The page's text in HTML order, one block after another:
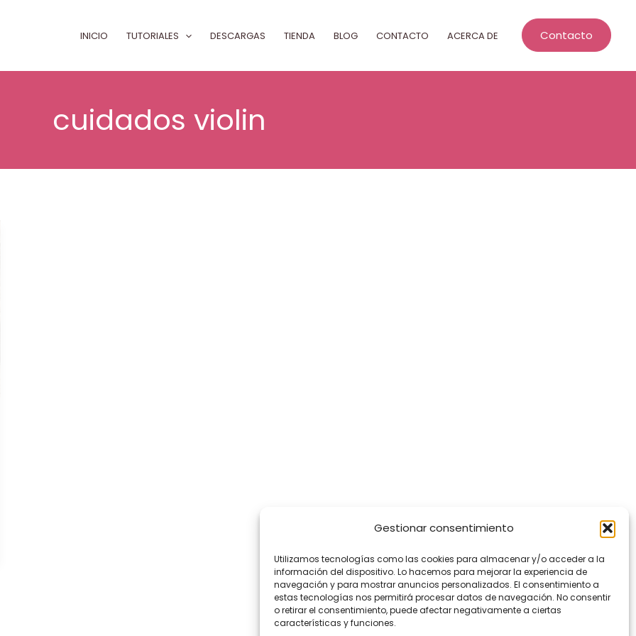
Gestionar consentimiento
Utilizamos tecnologías como las cookies para almacenar y/o acceder a la
información del dispositivo. Lo hacemos para mejorar la experiencia de
navegación y para mostrar anuncios personalizados. El consentimiento a
estas tecnologías nos permitirá procesar datos de navegación. No consentir
o retirar el consentimiento, puede afectar negativamente a ciertas
características y funciones.
INICIO TUTORIALES DESCARGAS TIENDA BLOG CONTACTO ACERCA DE Contacto
cuidados violin